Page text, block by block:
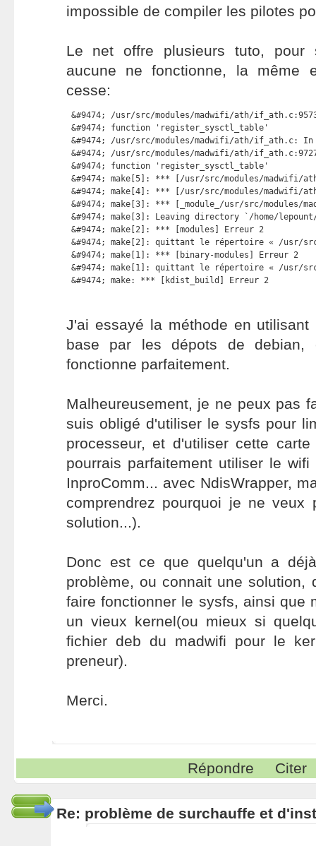
impossible de compiler les pilotes
Le net offre plusieurs tuto, pour
aucune ne fonctionne, la même
cesse:
&#9474; /usr/src/modules/madwifi/ath/
&#9474; function 'register_sysctl_table'
&#9474; /usr/src/modules/madwifi/ath/if_ath.c:
&#9474; /usr/src/modules/madwifi/ath/
&#9474; function 'register_sysctl_table'
&#9474; make[5]: *** [/usr/src/modules/
&#9474; make[4]: *** [/usr/src/modules/
&#9474; make[3]: *** [_module_/usr/src/
&#9474; make[3]: Leaving directory `/home/
&#9474; make[2]: *** [modules] Erreur 2
&#9474; make[2]: quittant le répertoire « /usr/
&#9474; make[1]: *** [binary-modules]
&#9474; make[1]: quittant le répertoire « /usr/
&#9474; make: *** [kdist_build] Erreur 2
J'ai essayé la méthode en
base par les dépots de debian,
fonctionne parfaitement.
Malheureusement, je ne peux pas
suis obligé d'utiliser le sysfs pour
processeur, et d'utiliser cette
pourrais parfaitement utiliser le
InproComm... avec NdisWrapper,
comprendrez pourquoi je ne veux
solution...).
Donc est ce que quelqu'un a
problème, ou connait une solution,
faire fonctionner le sysfs, ainsi que
un vieux kernel(ou mieux si
fichier deb du madwifi pour le
preneur).
Merci.
Répondre Citer
Re: problème de surchauffe et